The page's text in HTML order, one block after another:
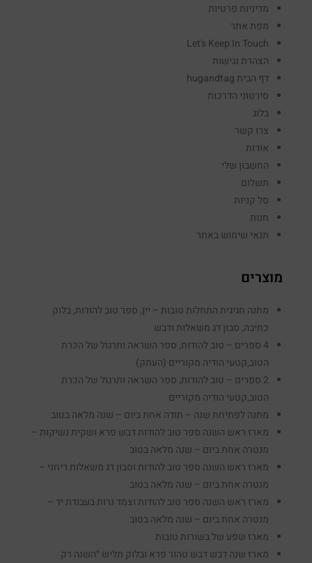
מדיניות פרטיות
מפת אתר
Let's Keep In Touch
הצהרת נגישות
דף הבית hugandtag
סירטוני הדרכות
בלוג
צרו קשר
אודות
החשבון שלי
תשלום
סל קניות
חנות
תנאי שימוש באתר
מוצרים
מתנה חגיגית התחלות טובות – יין, ספר טוב להודות, בלוק
כתיבה, סבון דג משאלות ודבש
4 ספרים – טוב להודות, ספר השראה ותרגול של הכרת
הטוב,קטעי הודיה מקוריים (העתק)
2 ספרים – טוב להודות, ספר השראה ותרגול של הכרת
הטוב,קטעי הודיה מקוריים
מתנה לפתיחת שנה – תודה אחת ביום – שנה מלאה בטוב
מארז ראש השנה ספר טוב להודות דבש פרא ושקית נשיקות –
מנטרה אחת ביום – שנה מלאה בטוב
מארז ראש השנה ספר טוב להודות וסבון דג משאלות ריחני –
מנטרה אחת ביום – שנה מלאה בטוב
מארז ראש השנה ספר טוב להודות וצמד נרות בעבודת יד –
מנטרה אחת ביום – שנה מלאה בטוב
מארז שפע של בשורות טובות
מארז שנה דבש דבש טהור פרא ובלוק תליש ״השנה רק